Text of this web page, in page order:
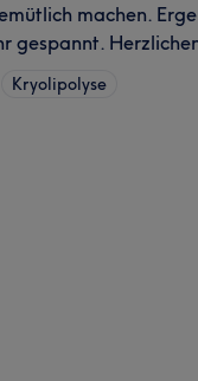
machen.
gespannt.
Kryolipolyse